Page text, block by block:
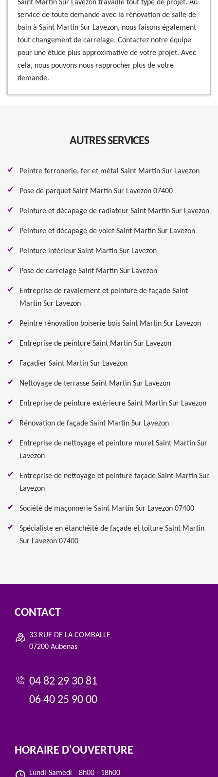
Saint Martin Sur Lavezon travaille tout type de projet. Au
service de toute demande avec la rénovation de salle de
bain à Saint Martin Sur Lavezon, nous faisons également
tout changement de carrelage. Contactez notre équipe
pour une étude plus approximative de votre projet. Avec
cela, nous pouvons nous rapprocher plus de votre
demande.
AUTRES SERVICES
Peintre ferronerie, fer et métal Saint Martin Sur Lavezon
Pose de parquet Saint Martin Sur Lavezon 07400
Peinture et décapage de radiateur Saint Martin Sur Lavezon
Peinture et décapage de volet Saint Martin Sur Lavezon
Peinture intérieur Saint Martin Sur Lavezon
Pose de carrelage Saint Martin Sur Lavezon
Entreprise de ravalement et peinture de façade Saint
Martin Sur Lavezon
Peintre rénovation boiserie bois Saint Martin Sur Lavezon
Entreprise de peinture Saint Martin Sur Lavezon
Façadier Saint Martin Sur Lavezon
Nettoyage de terrasse Saint Martin Sur Lavezon
Entreprise de peinture extérieure Saint Martin Sur Lavezon
Rénovation de façade Saint Martin Sur Lavezon
Entreprise de nettoyage et peinture muret Saint Martin Sur
Lavezon
Entreprise de nettoyage et peinture façade Saint Martin Sur
Lavezon
Société de maçonnerie Saint Martin Sur Lavezon 07400
Spécialiste en étanchéité de façade et toiture Saint Martin
Sur Lavezon 07400
CONTACT
33 RUE DE LA COMBALLE
07200 Aubenas
04 82 29 30 81
06 40 25 90 00
HORAIRE D'OUVERTURE
Lundi-Samedi 8h00 - 18h00